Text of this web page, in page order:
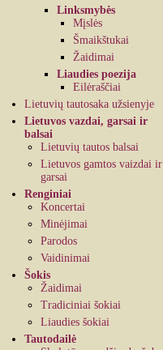
Linksmybės
Mįslės
Šmaikštukai
Žaidimai
Liaudies poezija
Eilėraščiai
Lietuvių tautosaka užsienyje
Lietuvos vazdai, garsai ir
balsai
Lietuvių tautos balsai
Lietuvos gamtos vaizdai ir
garsai
Renginiai
Koncertai
Minėjimai
Parodos
Vaidinimai
Šokis
Žaidimai
Tradiciniai šokiai
Liaudies šokiai
Tautodailė